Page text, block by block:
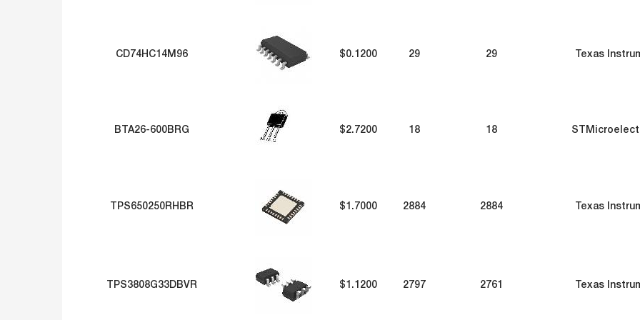
CD74HC14M96 $0.1200 29 29 Texas
BTA26-600BRG $2.7200 18 18
TPS650250RHBR $1.7000 2884 2884 Texas
TPS3808G33DBVR $1.1200 2797 2761 Texas